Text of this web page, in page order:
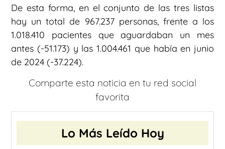
De esta forma, en el conjunto de las tres listas
hay un total de 967.237 personas, frente a los
1.018.410 pacientes que aguardaban un mes
antes (-51.173) y las 1.004.461 que había en junio
de 2024 (-37.224).
Comparte esta noticia en tu red social
favorita
Lo Más Leído Hoy